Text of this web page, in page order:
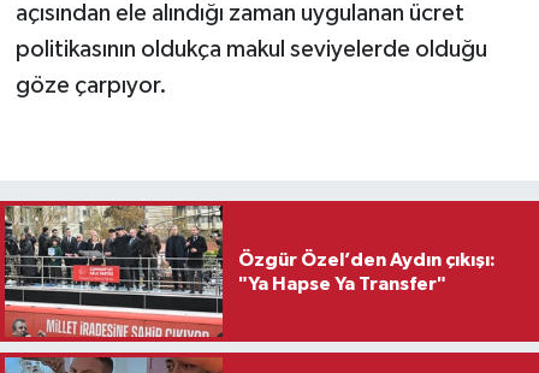
açısından ele alındığı zaman uygulanan ücret
politikasının oldukça makul seviyelerde olduğu
göze çarpıyor.
Özgür Özel’den Aydın çıkışı:
"Ya Hapse Ya Transfer"